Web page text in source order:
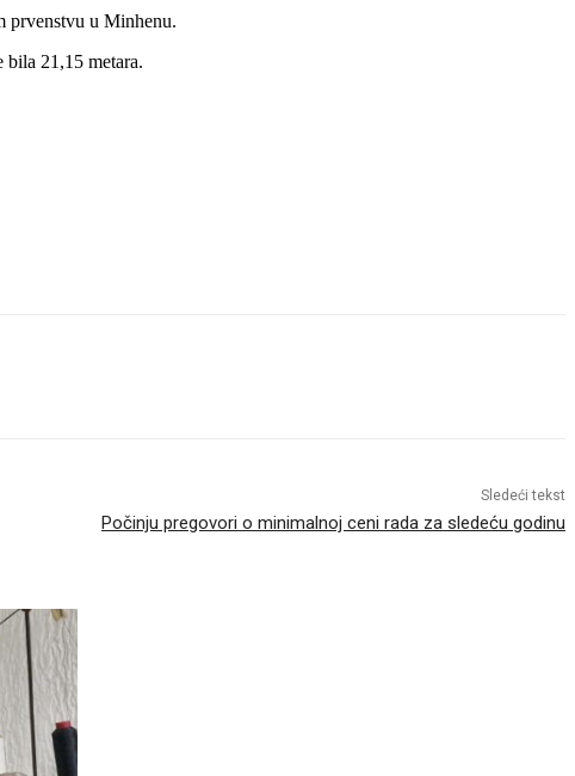
prvenstvu u Minhenu.
bila 21,15 metara.
Sledeći tekst
Počinju pregovori o minimalnoj ceni rada za sledeću godinu